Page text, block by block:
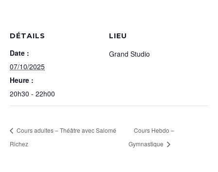
DÉTAILS
Date :
07/10/2025
Heure :
20h30 - 22h00
LIEU
Grand Studio
Cours adultes – Théâtre avec Salomé
Richez
Cours Hebdo –
Gymnastique